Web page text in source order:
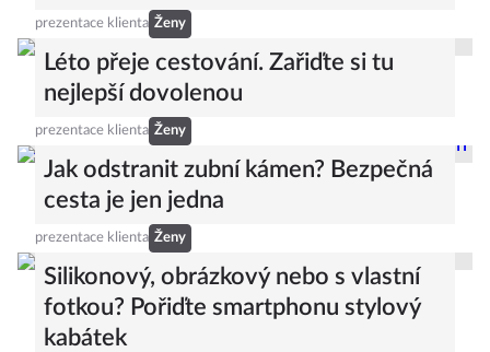
prezentace klienta Ženy
Léto přeje cestování. Zařiďte si tu
nejlepší dovolenou
prezentace klienta Ženy
Jak odstranit zubní kámen? Bezpečná
cesta je jen jedna
prezentace klienta Ženy
Silikonový, obrázkový nebo s vlastní
fotkou? Pořiďte smartphonu stylový
kabátek